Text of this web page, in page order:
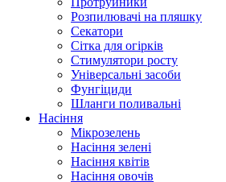
Розпилювачі на пляшку
Секатори
Сітка для огірків
Стимулятори росту
Універсальні засоби
Фунгіциди
Шланги поливальні
Насіння
Мікрозелень
Насіння зелені
Насіння квітів
Насіння овочів